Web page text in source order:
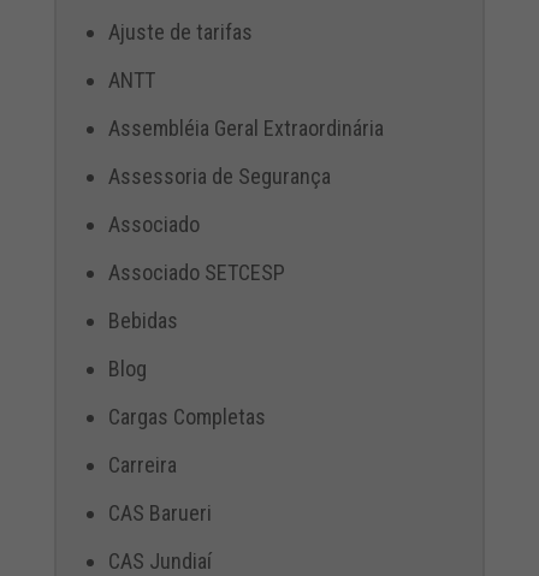
Ajuste de tarifas
ANTT
Assembléia Geral Extraordinária
Assessoria de Segurança
Associado
Associado SETCESP
Bebidas
Blog
Cargas Completas
Carreira
CAS Barueri
CAS Jundiaí